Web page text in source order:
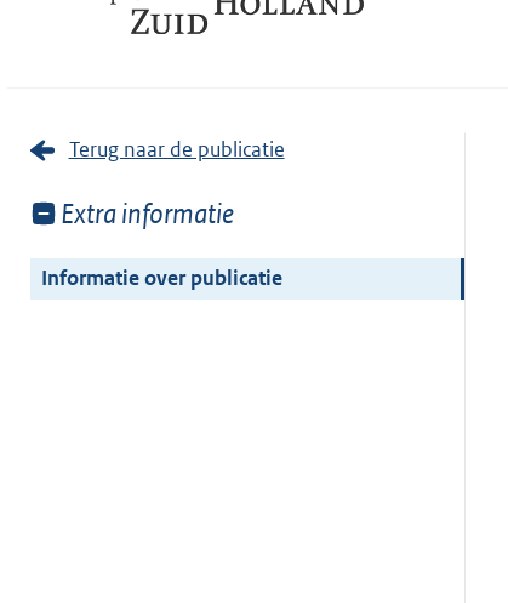
Terug naar de publicatie
Toon
van:
Extra informatie
Informatie over publicatie